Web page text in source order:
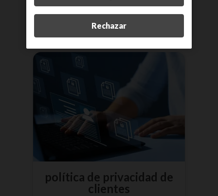
más información
política de privacidad de
clientes
Rechazar